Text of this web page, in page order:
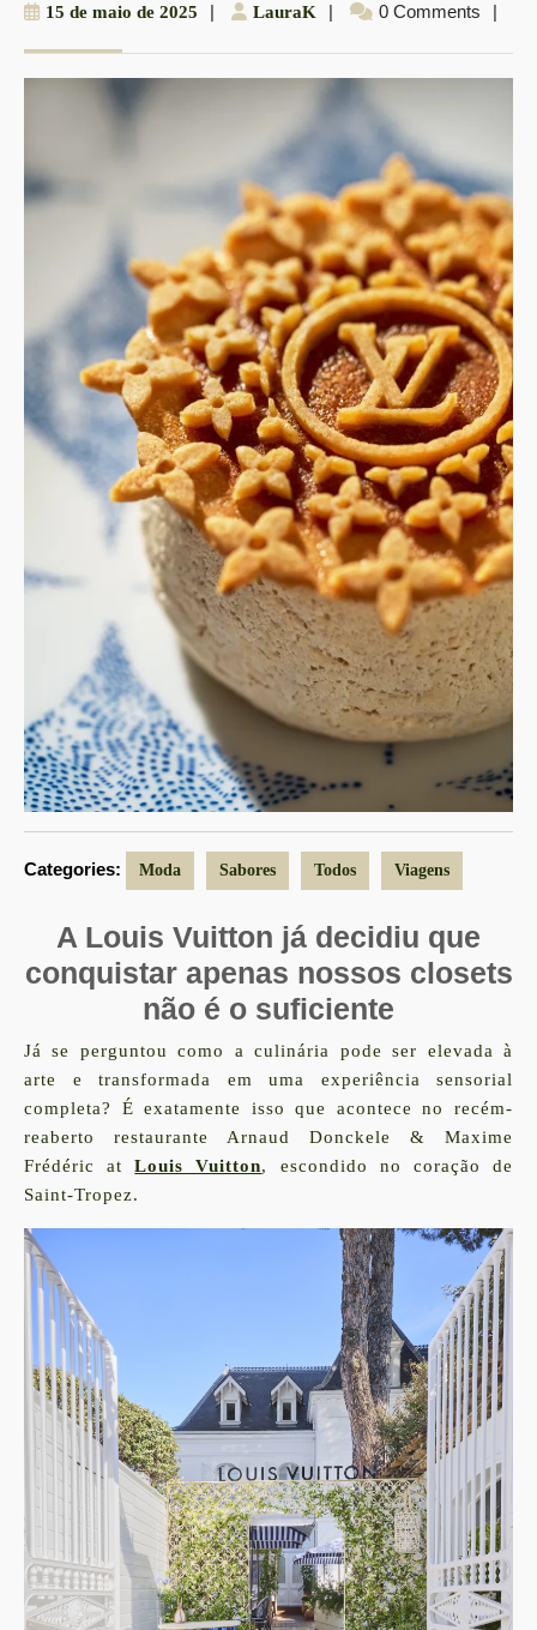
15 de maio de 2025 15| LauraK LauraK
| 0 Comments |
Categories: Moda Sabores Todos Viagens
A Louis Vuitton já decidiu que
conquistar apenas nossos closets
não é o suficiente
Já se perguntou como a culinária pode ser elevada à
arte e transformada em uma experiência sensorial
completa? É exatamente isso que acontece no recém-
reaberto restaurante Arnaud Donckele & Maxime
Frédéric atLouis Vuitton, escondido no coração de
Saint-Tropez.